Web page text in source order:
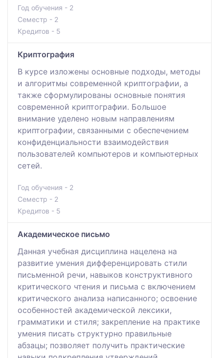
Год обучения - 2
Семестр - 2
Кредитов - 5
Криптография
В курсе изложены основные подходы, методы
и алгоритмы современной криптографии, а
также сформулированы основные понятия
современной криптографии. Большое
внимание уделено новым направлениям
криптографии, связанными с обеспечением
конфиденциальности взаимодействия
пользователей компьютеров и компьютерных
сетей.
Год обучения - 2
Семестр - 2
Кредитов - 5
Академическое письмо
Данная учебная дисциплина нацелена на
развитие умения дифференцировать стили
письменной речи, навыков конструктивного
критического чтения и письма с включением
критического анализа написанного; освоение
особенностей академической лексики,
грамматики и стиля; закрепление на практике
умения писать структурно правильные
абзацы; позволяет получить практические